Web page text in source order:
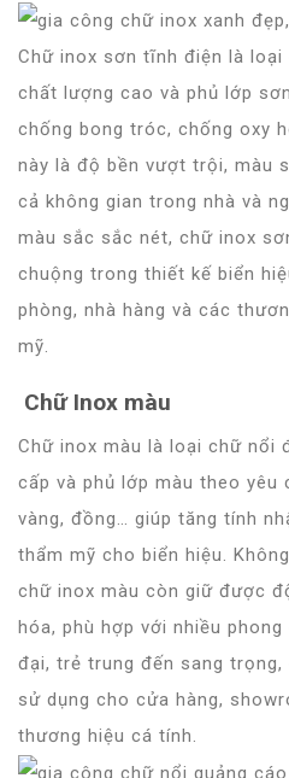
Chữ inox sơn tĩnh điện là
chất lượng cao và phủ lớp
chống bong tróc, chống oxy
này là độ bền vượt trội, màu
cả không gian trong nhà và
màu sắc sắc nét, chữ inox
chuộng trong thiết kế biển
phòng, nhà hàng và các
mỹ.
Chữ Inox màu
Chữ inox màu là loại chữ nổi
cấp và phủ lớp màu theo yêu
vàng, đồng… giúp tăng tính
thẩm mỹ cho biển hiệu.
chữ inox màu còn giữ được
hóa, phù hợp với nhiều
đại, trẻ trung đến sang
sử dụng cho cửa hàng,
thương hiệu cá tính.